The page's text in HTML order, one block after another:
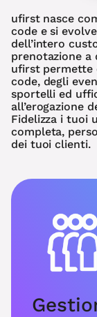
ufirst nasce
code e si
dell’intero
prenotazione a
ufirst permette
code, degli
sportelli ed
all’erogazione
Fidelizza i tuoi
completa,
dei tuoi clienti.